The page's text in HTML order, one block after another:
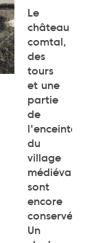
Le
château
comtal,
des
tours
et une
partie
de
l'enceinte
du
village
médiéval
sont
encore
conservés.
Un